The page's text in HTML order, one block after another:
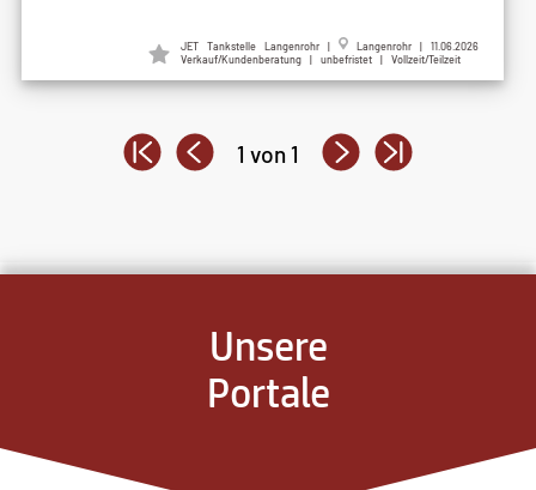
JET Tankstelle Langenrohr |
Langenrohr | 11.06.2026
Verkauf/Kundenberatung | unbefristet | Vollzeit/Teilzeit
1 von 1
Unsere
Portale